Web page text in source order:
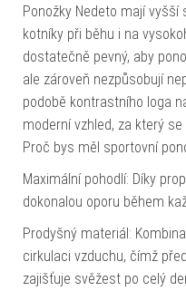
Ponožky Nedeto mají
kotníky při běhu i na
dostatečně pevný, aby
ale zároveň nezpůsobují
podobě kontrastního loga
moderní vzhled, za který
Proč bys měl sportovní
Maximální pohodlí: Díky
dokonalou oporu během
Prodyšný materiál:
cirkulaci vzduchu, čímž
zajišťuje svěžest po celý